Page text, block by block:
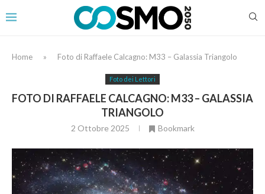
Home » Foto di Raffaele Calcagno: M33 – Galassia Triangolo
Foto dei Lettori
FOTO DI RAFFAELE CALCAGNO: M33 – GALASSIA
TRIANGOLO
2 Ottobre 2025 Bookmark